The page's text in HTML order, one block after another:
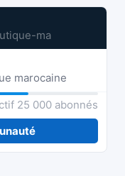
ma
marocaine
25 000 abonnés